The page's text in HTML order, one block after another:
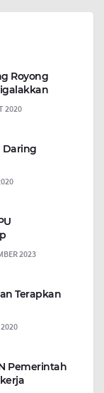
Royong
2020
Daring
2023
Terapkan
Pemerintah